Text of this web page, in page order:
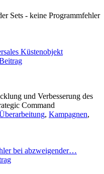
Sets - keine Programmfehler
Küstenobjekt
und Verbesserung des
Command
, Kampagnen,
bei abzweigender…